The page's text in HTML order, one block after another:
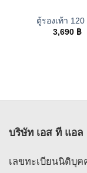
ตู้รองเท้า 120
3,690 ฿
บริษัท เอส ที แอล
เลขทะเบียนนิติบุค